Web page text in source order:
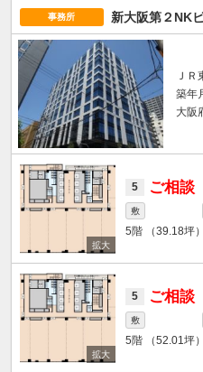
事務所 新大阪第２NK
ＪＲ
築年
大阪
5 ご相談
敷
5階 （39.18坪）
5 ご相談
敷
5階 （52.01坪）